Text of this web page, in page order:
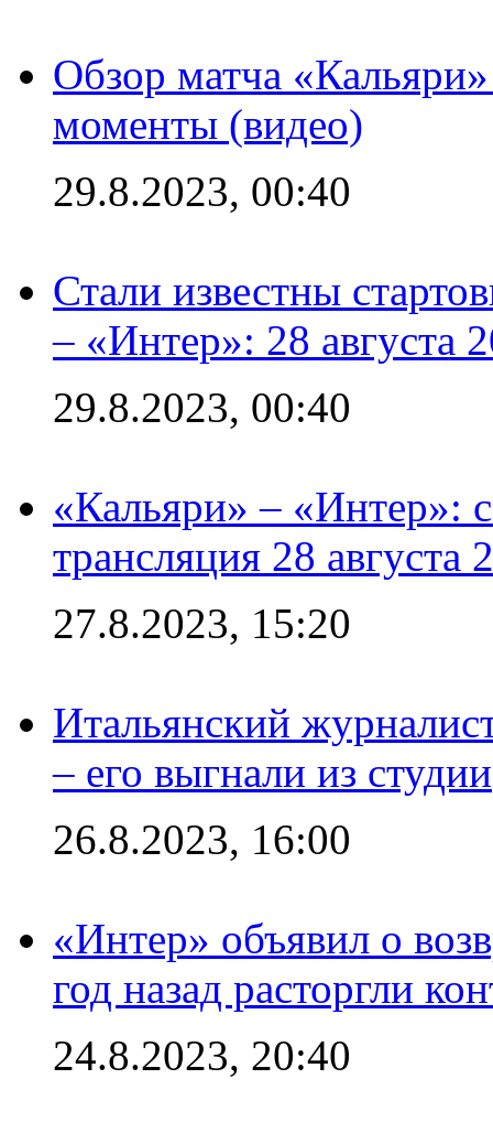
Обзор матча
моменты (видео)
29.8.2023, 00:40
Стали известны
– «Интер»: 28 августа
29.8.2023, 00:40
«Кальяри» – «Интер»:
трансляция 28 августа
27.8.2023, 15:20
Итальянский
– его выгнали из студии
26.8.2023, 16:00
«Интер» объявил о
год назад расторгли
24.8.2023, 20:40